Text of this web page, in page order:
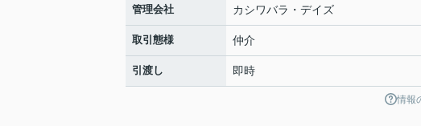
管理会社 カシワバラ・デイズ
取引態様 仲介
引渡し 即時
情報